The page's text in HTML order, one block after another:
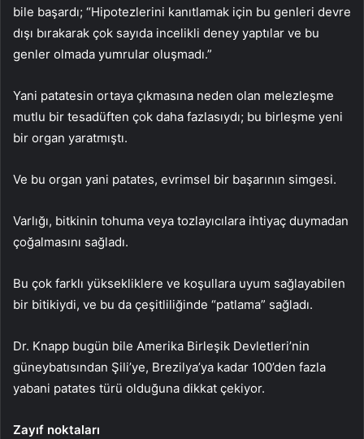
bile başardı; “Hipotezlerini kanıtlamak için bu genleri devre
dışı bırakarak çok sayıda incelikli deney yaptılar ve bu
genler olmada yumrular oluşmadı.”
Yani patatesin ortaya çıkmasına neden olan melezleşme
mutlu bir tesadüften çok daha fazlasıydı; bu birleşme yeni
bir organ yaratmıştı.
Ve bu organ yani patates, evrimsel bir başarının simgesi.
Varlığı, bitkinin tohuma veya tozlayıcılara ihtiyaç duymadan
çoğalmasını sağladı.
Bu çok farklı yüksekliklere ve koşullara uyum sağlayabilen
bir bitikiydi, ve bu da çeşitliliğinde “patlama” sağladı.
Dr. Knapp bugün bile Amerika Birleşik Devletleri’nin
güneybatısından Şili’ye, Brezilya’ya kadar 100’den fazla
yabani patates türü olduğuna dikkat çekiyor.
Zayıf noktaları